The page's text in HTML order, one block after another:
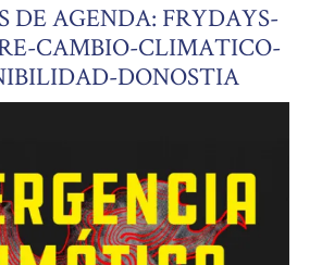
DE AGENDA: FRYDAYS-
CAMBIO-CLIMATICO-
DONOSTIA